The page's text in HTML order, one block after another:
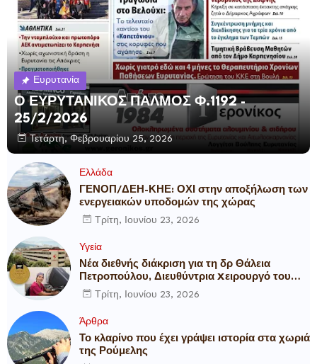
Ευρυτανία
Ο ΕΥΡΥΤΑΝΙΚΟΣ ΠΑΛΜΟΣ Φ.1192 -
25/2/2026
Τετάρτη, Φεβρουαρίου 25, 2026
Ελλάδα
ΓΕΝΟΠ/ΔΕΗ-ΚΗΕ: ΟΧΙ στην αποξήλωση των
ενεργειακών υποδομών της χώρας
Τρίτη, Ιουνίου 23, 2026
Υγεία
Νέα διεθνής διάκριση για τη δρ Θάλεια
Πετροπούλου, Διευθύντρια Xειρουργό του
Metropolitan General
Τρίτη, Ιουνίου 23, 2026
Άρθρα
Το κλαρίνο που έχει γράψει ιστορία στα χωριά
της Ρούμελης